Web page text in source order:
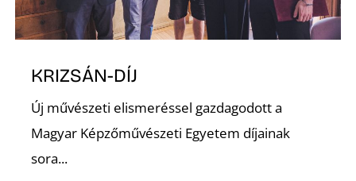
KRIZSÁN-DÍJ
Új művészeti elismeréssel gazdagodott a
Magyar Képzőművészeti Egyetem díjainak
sora...